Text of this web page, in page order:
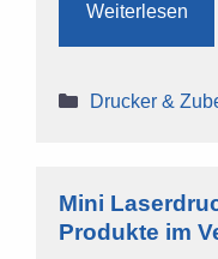
Weiterlesen
Kategorien
Drucker &
Mini
Produkte im